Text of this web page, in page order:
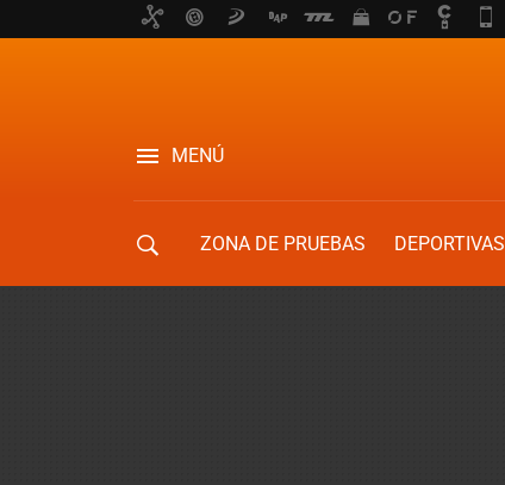
MENÚ
ZONA DE PRUEBAS DEPORTIVAS